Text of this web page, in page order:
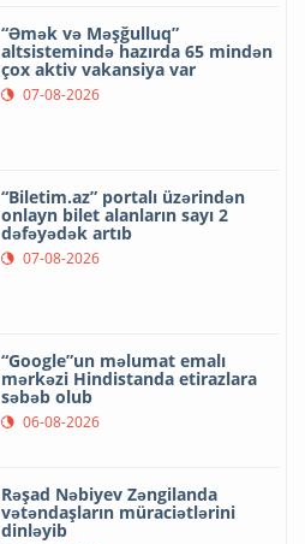
“Əmək və Məşğulluq”
altsistemində hazırda 65 mindən
çox aktiv vakansiya var
07-08-2026
“Biletim.az” portalı üzərindən
onlayn bilet alanların sayı 2
dəfəyədək artıb
07-08-2026
“Google”un məlumat emalı
mərkəzi Hindistanda etirazlara
səbəb olub
06-08-2026
Rəşad Nəbiyev Zəngilanda
vətəndaşların müraciətlərini
dinləyib